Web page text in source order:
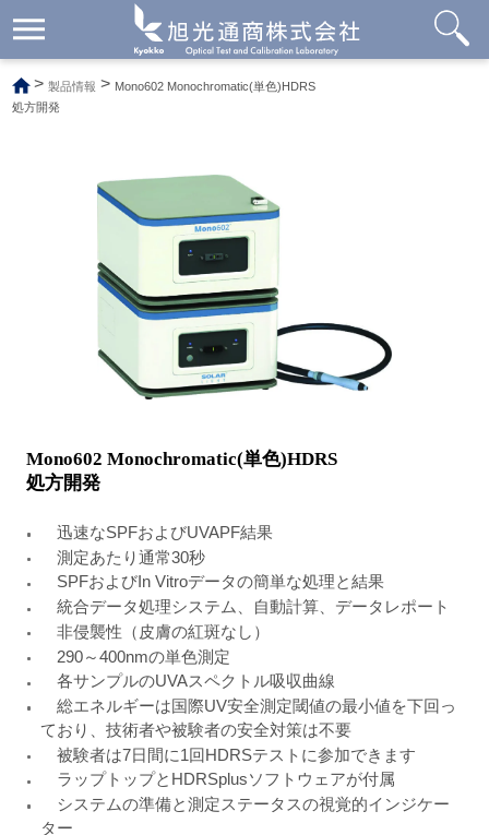
メ
ニ
ュ
開
>製品情報 > Mono602 Monochromatic(単色)HDRS
処方開発
Mono602 Monochromatic(単色)HDRS
処方開発
迅速なSPFおよびUVAPF結果
測定あたり通常30秒
SPFおよびIn Vitroデータの簡単な処理と結果
統合データ処理システム、自動計算、データレポート
非侵襲性（皮膚の紅斑なし）
290～400nmの単色測定
各サンプルのUVAスペクトル吸収曲線
総エネルギーは国際UV安全測定閾値の最小値を下回っ
ており、技術者や被験者の安全対策は不要
被験者は7日間に1回HDRSテストに参加できます
ラップトップとHDRSplusソフトウェアが付属
システムの準備と測定ステータスの視覚的インジケー
ター